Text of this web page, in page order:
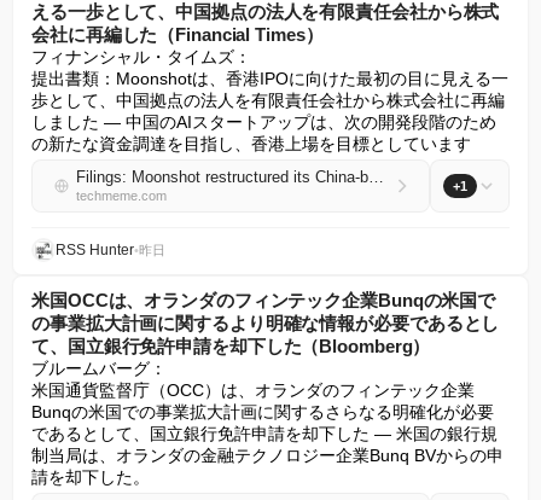
える一歩として、中国拠点の法人を有限責任会社から株式
会社に再編した（Financial Times）
フィナンシャル・タイムズ：
提出書類：Moonshotは、香港IPOに向けた最初の目に見える一
歩として、中国拠点の法人を有限責任会社から株式会社に再編
しました — 中国のAIスタートアップは、次の開発段階のため
の新たな資金調達を目指し、香港上場を目標としています
Filings: Moonshot restructured its China-based entity from a limited liability company to a joint stock company in its first visible step toward a Hong Kong IPO (Financial Times)
techmeme.com
+1
RSS Hunter•昨日
米国OCCは、オランダのフィンテック企業Bunqの米国で
の事業拡大計画に関するより明確な情報が必要であるとし
て、国立銀行免許申請を却下した（Bloomberg）
ブルームバーグ：
米国通貨監督庁（OCC）は、オランダのフィンテック企業
Bunqの米国での事業拡大計画に関するさらなる明確化が必要
であるとして、国立銀行免許申請を却下した — 米国の銀行規
制当局は、オランダの金融テクノロジー企業Bunq BVからの申
請を却下した。